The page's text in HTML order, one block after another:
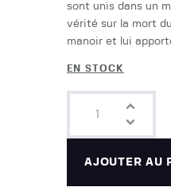
sont unis dans un
vérité sur la mort
manoir et lui
EN STOCK
AJOUTER AU